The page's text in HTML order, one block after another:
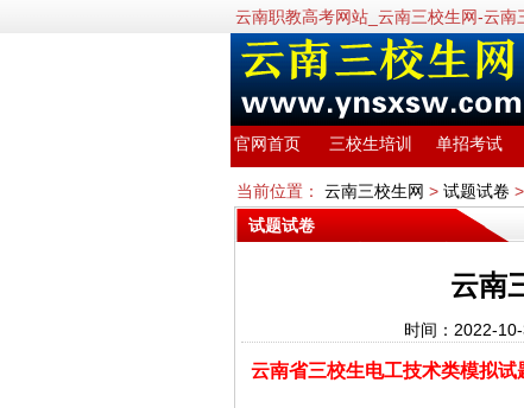
云南职教高考网站_云南三校生网-云南
官网首页 三校生培训 单招考试
当前位置： 云南三校生网 > 试题试卷
试题试卷
云南
时间：2022-
云南省三校生电工技术类模拟试